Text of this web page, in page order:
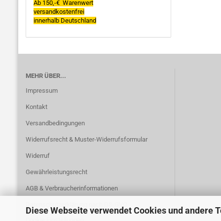
Diese Webseite verwendet Cookies und andere
Ab 150,-€ Warenwert
versandkostenfrei
innerhalb Deutschland
MEHR ÜBER...
Impressum
Kontakt
Versandbedingungen
Widerrufsrecht & Muster-Widerrufsformular
Widerruf
Gewährleistungsrecht
AGB & Verbraucherinformationen